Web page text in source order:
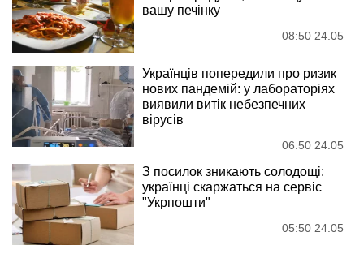
вашу печінку
08:50 24.05
Українців попередили про ризик
нових пандемій: у лабораторіях
виявили витік небезпечних
вірусів
06:50 24.05
З посилок зникають солодощі:
українці скаржаться на сервіс
"Укрпошти"
05:50 24.05